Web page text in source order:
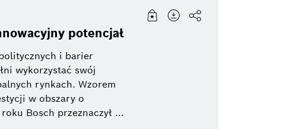
potencjał
i barier
wykorzystać swój
rynkach. Wzorem
w obszary o
Bosch przeznaczył ...